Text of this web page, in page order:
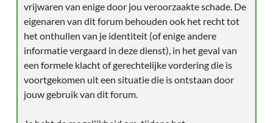
vrijwaren van enige door jou veroorzaakte schade. De
eigenaren van dit forum behouden ook het recht tot
het onthullen van je identiteit (of enige andere
informatie vergaard in deze dienst), in het geval van
een formele klacht of gerechtelijke vordering die is
voortgekomen uit een situatie die is ontstaan door
jouw gebruik van dit forum.